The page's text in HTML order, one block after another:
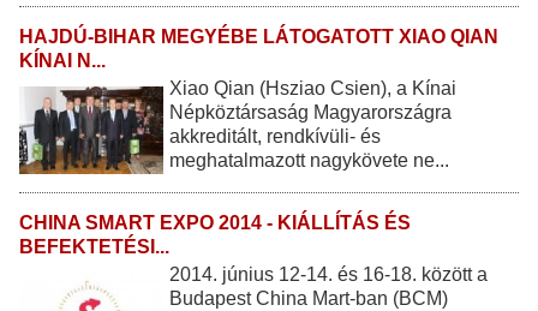
HAJDÚ-BIHAR MEGYÉBE LÁTOGATOTT XIAO QIAN
KÍNAI N...
Xiao Qian (Hsziao Csien), a Kínai
Népköztársaság Magyarországra
akkreditált, rendkívüli- és
meghatalmazott nagykövete ne...
CHINA SMART EXPO 2014 - KIÁLLÍTÁS ÉS
BEFEKTETÉSI...
2014. június 12-14. és 16-18. között a
Budapest China Mart-ban (BCM)